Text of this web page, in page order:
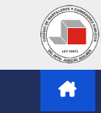
contenido